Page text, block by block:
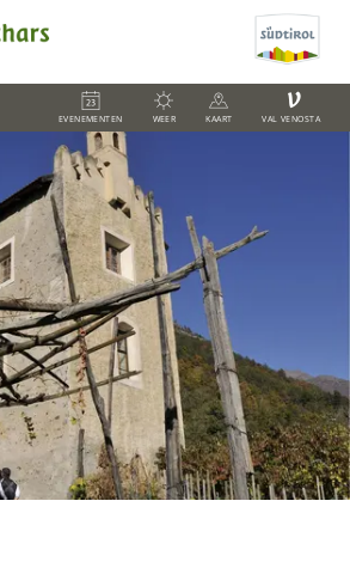
EVENEMENTEN WEER KAART
V
VAL VENOSTA